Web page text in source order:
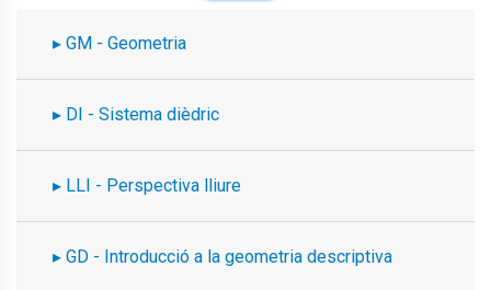
GM - Geometria
DI - Sistema dièdric
LLI - Perspectiva lliure
GD - Introducció a la geometria descriptiva